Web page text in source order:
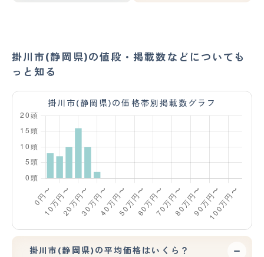
掛川市(静岡県)の値段・掲載数などについても
っと知る
掛川市(静岡県)の価格帯別掲載数グラフ
掛川市(静岡県)の平均価格はいくら？